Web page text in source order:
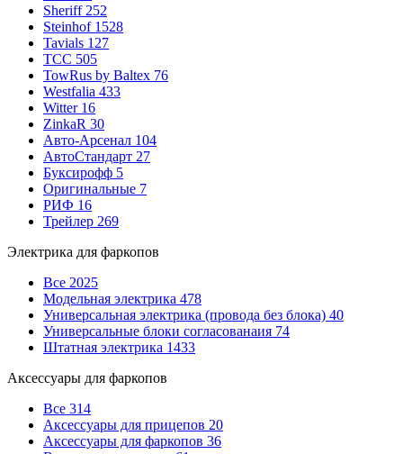
Sheriff 252
Steinhof 1528
Tavials 127
TCC 505
TowRus by Baltex 76
Westfalia 433
Witter 16
ZinkaR 30
Авто-Арсенал 104
АвтоСтандарт 27
Буксирофф 5
Оригинальные 7
РИФ 16
Трейлер 269
Электрика для фаркопов
Все 2025
Модельная электрика 478
Универсальная электрика (провода без блока) 40
Универсальные блоки согласованаия 74
Штатная электрика 1433
Аксессуары для фаркопов
Все 314
Аксессуары для прицепов 20
Аксессуары для фаркопов 36